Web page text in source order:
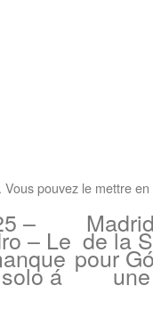
. Vous pouvez le mettre
–
– Le
á
de la
pour